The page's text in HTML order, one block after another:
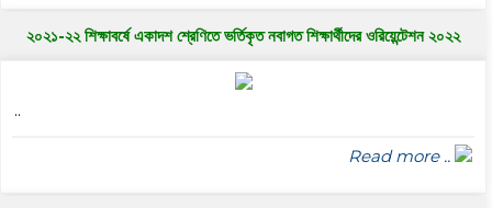
২০২১-২২ শিক্ষাবর্ষে একাদশ শ্রেণিতে ভর্তিকৃত নবাগত শিক্ষার্থীদের ওরিয়েন্টেশন ২০২২
..
Read more ..